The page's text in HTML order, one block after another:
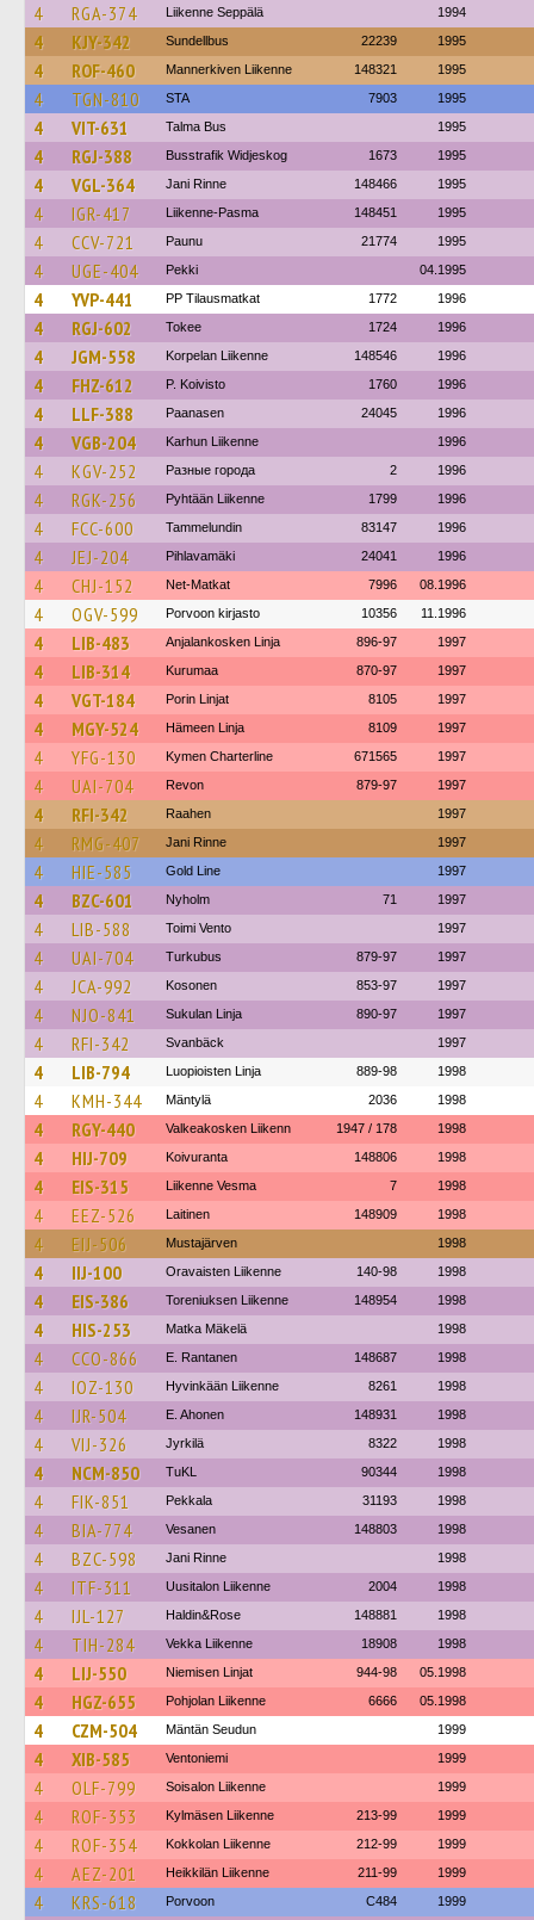
4 RGA-374 Liikenne Seppälä 1994
4 KJY-342 Sundellbus 22239 1995
4 ROF-460 Mannerkiven Liikenne 148321 1995
4 TGN-810 STA 7903 1995
4 VIT-631 Talma Bus 1995
4 RGJ-388 Busstrafik Widjeskog 1673 1995
4 VGL-364 Jani Rinne 148466 1995
4 IGR-417 Liikenne-Pasma 148451 1995
4 CCV-721 Paunu 21774 1995
4 UGE-404 Pekki 04.1995
4 YVP-441 PP Tilausmatkat 1772 1996
4 RGJ-602 Tokee 1724 1996
4 JGM-558 Korpelan Liikenne 148546 1996
4 FHZ-612 P. Koivisto 1760 1996
4 LLF-388 Paanasen 24045 1996
4 VGB-204 Karhun Liikenne 1996
4 KGV-252 Разные города 2 1996
4 RGK-256 Pyhtään Liikenne 1799 1996
4 FCC-600 Tammelundin 83147 1996
4 JEJ-204 Pihlavamäki 24041 1996
4 CHJ-152 Net-Matkat 7996 08.1996
4 OGV-599 Porvoon kirjasto 10356 11.1996
4 LIB-483 Anjalankosken Linja 896-97 1997
4 LIB-314 Kurumaa 870-97 1997
4 VGT-184 Porin Linjat 8105 1997
4 MGY-524 Hämeen Linja 8109 1997
4 YFG-130 Kymen Charterline 671565 1997
4 UAI-704 Revon 879-97 1997
4 RFI-342 Raahen 1997
4 RMG-407 Jani Rinne 1997
4 HIE-585 Gold Line 1997
4 BZC-601 Nyholm 71 1997
4 LIB-588 Toimi Vento 1997
4 UAI-704 Turkubus 879-97 1997
4 JCA-992 Kosonen 853-97 1997
4 NJO-841 Sukulan Linja 890-97 1997
4 RFI-342 Svanbäck 1997
4 LIB-794 Luopioisten Linja 889-98 1998
4 KMH-344 Mäntylä 2036 1998
4 RGY-440 Valkeakosken Liikenn 1947 / 178 1998
4 HIJ-709 Koivuranta 148806 1998
4 EIS-315 Liikenne Vesma 7 1998
4 EEZ-526 Laitinen 148909 1998
4 EIJ-506 Mustajärven 1998
4 IIJ-100 Oravaisten Liikenne 140-98 1998
4 EIS-386 Toreniuksen Liikenne 148954 1998
4 HIS-253 Matka Mäkelä 1998
4 CCO-866 E. Rantanen 148687 1998
4 IOZ-130 Hyvinkään Liikenne 8261 1998
4 IJR-504 E. Ahonen 148931 1998
4 VIJ-326 Jyrkilä 8322 1998
4 NCM-850 TuKL 90344 1998
4 FIK-851 Pekkala 31193 1998
4 BIA-774 Vesanen 148803 1998
4 BZC-598 Jani Rinne 1998
4 ITF-311 Uusitalon Liikenne 2004 1998
4 IJL-127 Haldin&Rose 148881 1998
4 TIH-284 Vekka Liikenne 18908 1998
4 LIJ-550 Niemisen Linjat 944-98 05.1998
4 HGZ-655 Pohjolan Liikenne 6666 05.1998
4 CZM-504 Mäntän Seudun 1999
4 XIB-585 Ventoniemi 1999
4 OLF-799 Soisalon Liikenne 1999
4 ROF-353 Kylmäsen Liikenne 213-99 1999
4 ROF-354 Kokkolan Liikenne 212-99 1999
4 AEZ-201 Heikkilän Liikenne 211-99 1999
4 KRS-618 Porvoon C484 1999